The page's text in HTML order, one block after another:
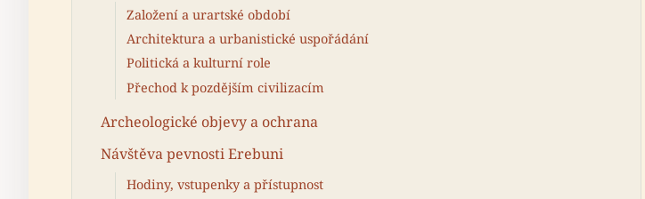
Založení a urartské období
Architektura a urbanistické uspořádání
Politická a kulturní role
Přechod k pozdějším civilizacím
Archeologické objevy a ochrana
Návštěva pevnosti Erebuni
Hodiny, vstupenky a přístupnost